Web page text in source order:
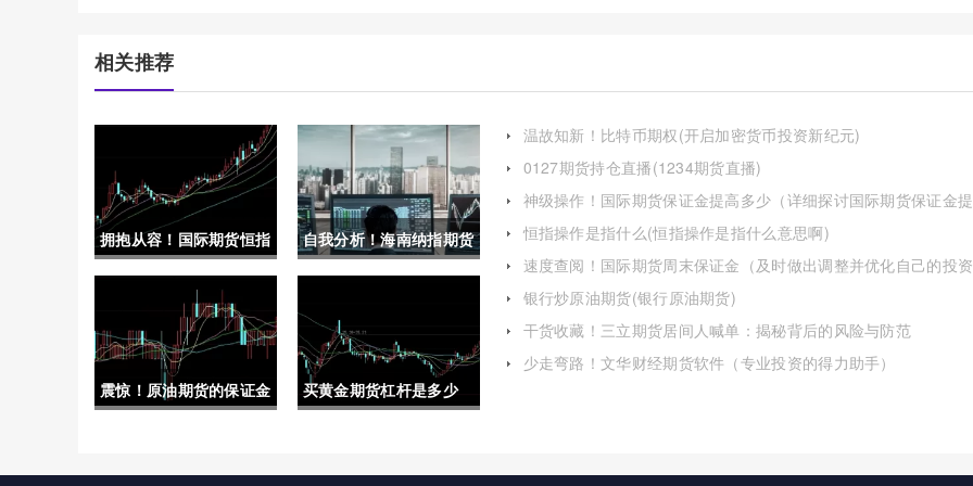
相关推荐
拥抱从容！国际期货恒指
24小时喊单(国际期货在
线喊单直播间)
自我分析！海南纳指期货
手续费多少（帮助投资者
更好地了解和规划自己的
投资策略）
震惊！原油期货的保证金
性)
买黄金期货杠杆是多少
倍的)
温故知新！比特币期权(开启加密货币投资新纪元)
0127期货持仓直播(1234期货直播)
神级操作！国际期货保证金提高多少（详细探讨国际期货保证金提
高的原因、影响及应对策略）
恒指操作是指什么(恒指操作是指什么意思啊)
速度查阅！国际期货周末保证金（及时做出调整并优化自己的投资
组合）
银行炒原油期货(银行原油期货)
干货收藏！三立期货居间人喊单：揭秘背后的风险与防范
少走弯路！文华财经期货软件（专业投资的得力助手）